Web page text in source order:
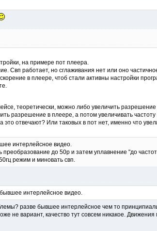
на примере пот плеера.
Свп работает, но сглаживания нет или оно
в плеере, чтоб стали активны настройки
теоретически, можно либо увеличить разрешение
разрешение в плеере, а потом увеличивать частоту
это отвечают? Или таковых в пот нет, именно что
интерлейсное видео.
до 50р и затем уплавнение "до
режим и миновать свп.
интерлейсное видео.
разве бывшее интерлейсное чем то
не вариант, качество тут совсем никакое.